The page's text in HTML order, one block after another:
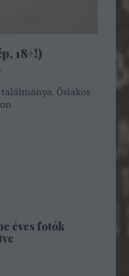
18+!)
találmánya. Őslakos
éves fotók